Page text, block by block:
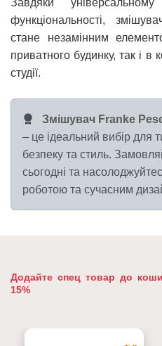
функціональності,
стане незамінним
приватного будинку, так і в
студії.
Змішувач Franke
– це ідеальний вибір для
безпеку та стиль.
сьогодні та
роботою та сучасним
Додайте спец товар до
15%